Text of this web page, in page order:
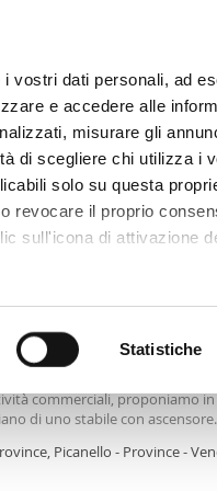
i vostri dati personali, ad
e accedere alle
misurare gli
di scegliere chi utilizza i
solo su questa
revocare il proprio
sull'icona di attivazione
attivamente
i tuoi dati personali e
consenso in qualsiasi
contenuti ed annunci, per
Statistiche
Superficie Locali
catania
con terrazzo Catania
commerciali, proponiamo
di uno stabile con
è garantito da porte blindate
Picanello - Province -